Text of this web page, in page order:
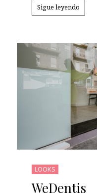
Sigue leyendo
LOOKS
WeDentis